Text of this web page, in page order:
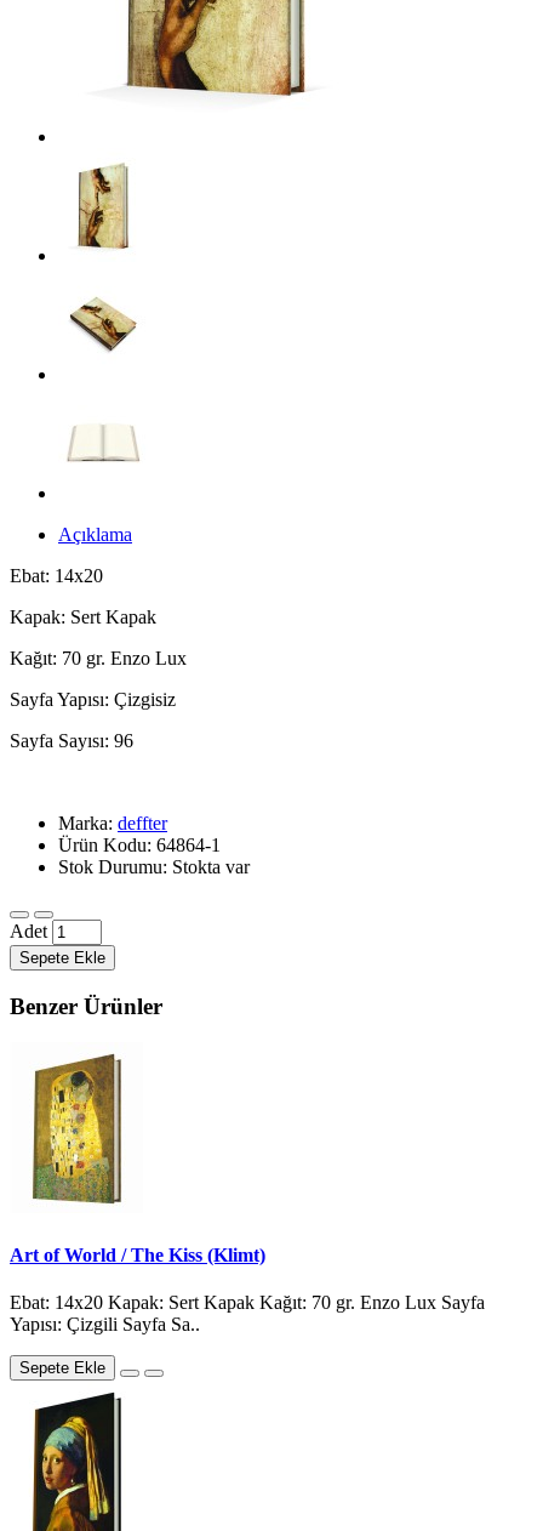
Açıklama
Ebat: 14x20
Kapak: Sert Kapak
Kağıt: 70 gr. Enzo Lux
Sayfa Yapısı: Çizgisiz
Sayfa Sayısı: 96
Marka: deffter
Ürün Kodu: 64864-1
Stok Durumu: Stokta var
Adet
Sepete Ekle
Benzer Ürünler
Art of World / The Kiss (Klimt)
Ebat: 14x20 Kapak: Sert Kapak Kağıt: 70 gr. Enzo Lux Sayfa
Yapısı: Çizgili Sayfa Sa..
Sepete Ekle